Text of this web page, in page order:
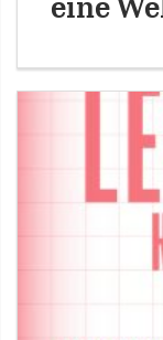
eine